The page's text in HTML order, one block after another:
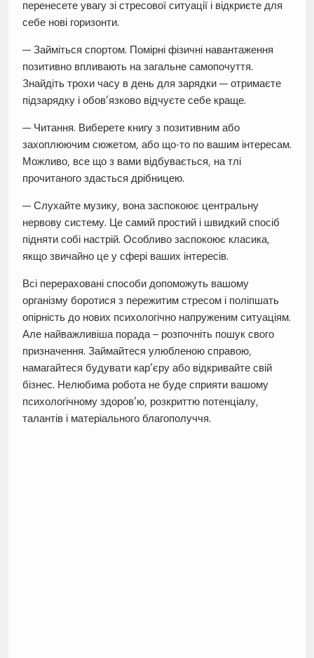
перенесете увагу зі стресової ситуації і відкриєте для
себе нові горизонти.
— Займіться спортом. Помірні фізичні навантаження
позитивно впливають на загальне самопочуття.
Знайдіть трохи часу в день для зарядки — отримаєте
підзарядку і обов’язково відчуєте себе краще.
— Читання. Виберете книгу з позитивним або
захоплюючим сюжетом, або що-то по вашим інтересам.
Можливо, все що з вами відбувається, на тлі
прочитаного здасться дрібницею.
— Слухайте музику, вона заспокоює центральну
нервову систему. Це самий простий і швидкий спосіб
підняти собі настрій. Особливо заспокоює класика,
якщо звичайно це у сфері ваших інтересів.
Всі перераховані способи допоможуть вашому
організму боротися з пережитим стресом і поліпшать
опірність до нових психологічно напруженим ситуаціям.
Але найважливіша порада – розпочніть пошук свого
призначення. Займайтеся улюбленою справою,
намагайтеся будувати кар’єру або відкривайте свій
бізнес. Нелюбима робота не буде сприяти вашому
психологічному здоров’ю, розкриттю потенціалу,
талантів і матеріального благополуччя.